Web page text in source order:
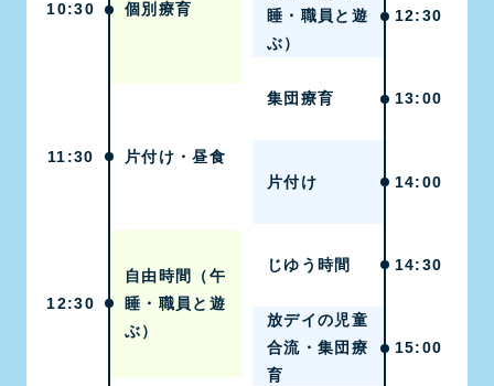
10:30 個別療育
11:30 片付け・昼食
12:30
自由時間（午
睡・職員と遊
ぶ）
12:30
睡・職員と遊
ぶ）
13:00
集団療育
14:00
片付け
14:30
じゆう時間
15:00
放デイの児童
合流・集団療
育